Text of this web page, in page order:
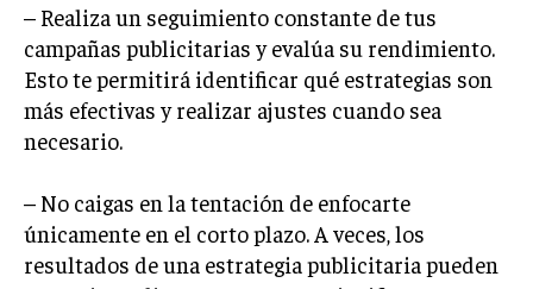
RECURSOS HUMANOS Y GESTIÓN DEL
TALENTO
COMPENSACIÓN Y BENEFICIOS
RECLUTAMIENTO Y SELECCIÓN
GESTIÓN DEL DESEMPEÑO
CULTURA Y CLIMA ORGANIZACIONAL
– Realiza un seguimiento constante de tus
campañas publicitarias y evalúa su rendimiento.
Esto te permitirá identificar qué estrategias son
más efectivas y realizar ajustes cuando sea
necesario.
– No caigas en la tentación de enfocarte
únicamente en el corto plazo. A veces, los
resultados de una estrategia publicitaria pueden